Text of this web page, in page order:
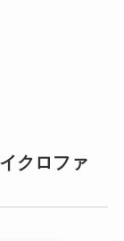
クロファ